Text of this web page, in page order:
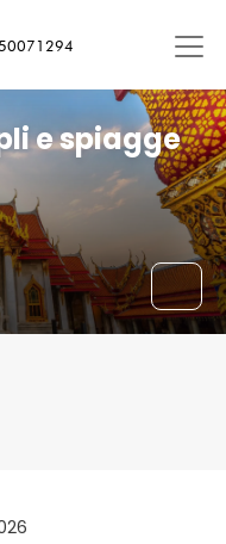
e spiagge